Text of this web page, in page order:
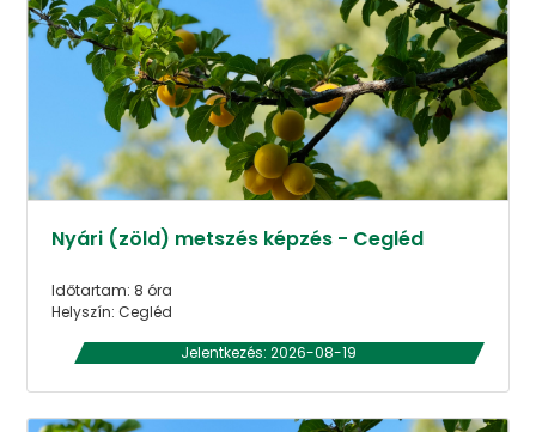
Nyári (zöld) metszés képzés - Cegléd
Időtartam: 8 óra
Helyszín: Cegléd
Jelentkezés: 2026-08-19